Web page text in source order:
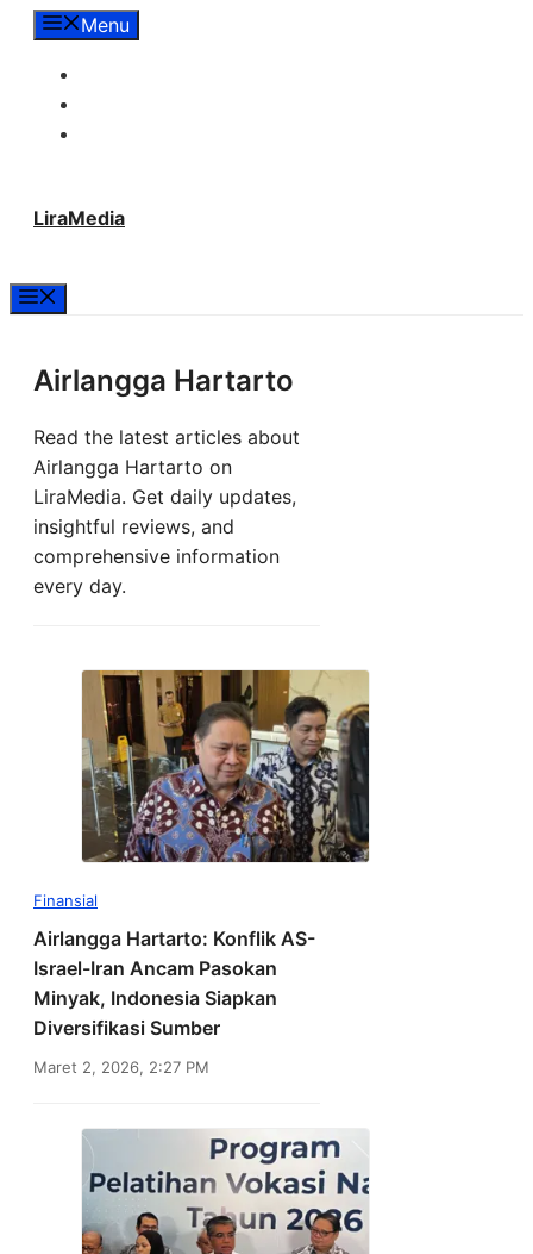
LangsungMenu
LiraMedia
Airlangga Hartarto
Read the latest articles about
Airlangga Hartarto on
LiraMedia. Get daily updates,
insightful reviews, and
comprehensive information
every day.
Finansial
Airlangga Hartarto: Konflik AS-
Israel-Iran Ancam Pasokan
Minyak, Indonesia Siapkan
Diversifikasi Sumber
Maret 2, 2026, 2:27 PM